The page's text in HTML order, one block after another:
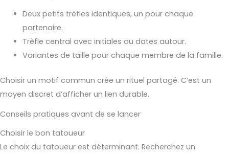
Deux petits trèfles identiques, un pour chaque
partenaire.
Trèfle central avec initiales ou dates autour.
Variantes de taille pour chaque membre de la famille.
Choisir un motif commun crée un rituel partagé. C’est un
moyen discret d’afficher un lien durable.
Conseils pratiques avant de se lancer
Choisir le bon tatoueur
Le choix du tatoueur est déterminant. Recherchez un